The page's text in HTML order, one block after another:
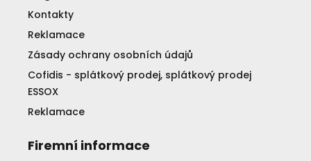
Kontakty
Reklamace
Zásady ochrany osobních údajů
Cofidis - splátkový prodej, splátkový prodej
ESSOX
Reklamace
Firemní informace